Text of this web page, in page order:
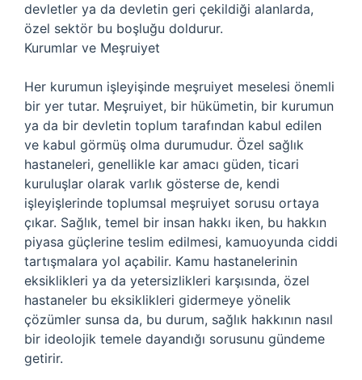
devletler ya da devletin geri çekildiği alanlarda,
özel sektör bu boşluğu doldurur.
Kurumlar ve Meşruiyet
Her kurumun işleyişinde meşruiyet meselesi önemli
bir yer tutar. Meşruiyet, bir hükümetin, bir kurumun
ya da bir devletin toplum tarafından kabul edilen
ve kabul görmüş olma durumudur. Özel sağlık
hastaneleri, genellikle kar amacı güden, ticari
kuruluşlar olarak varlık gösterse de, kendi
işleyişlerinde toplumsal meşruiyet sorusu ortaya
çıkar. Sağlık, temel bir insan hakkı iken, bu hakkın
piyasa güçlerine teslim edilmesi, kamuoyunda ciddi
tartışmalara yol açabilir. Kamu hastanelerinin
eksiklikleri ya da yetersizlikleri karşısında, özel
hastaneler bu eksiklikleri gidermeye yönelik
çözümler sunsa da, bu durum, sağlık hakkının nasıl
bir ideolojik temele dayandığı sorusunu gündeme
getirir.